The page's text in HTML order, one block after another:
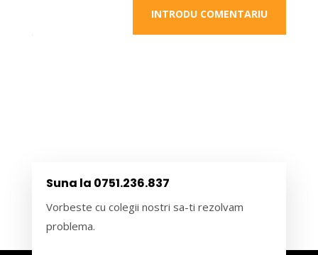
INTRODU COMENTARIU
Suna la 0751.236.837
Vorbeste cu colegii nostri sa-ti rezolvam
problema.